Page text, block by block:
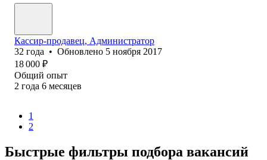
Кассир-продавец, Администратор
32 года • Обновлено 5 ноября 2017
18 000 ₽
Общий опыт
2 года 6 месяцев
1
2
Быстрые фильтры подбора вакансий